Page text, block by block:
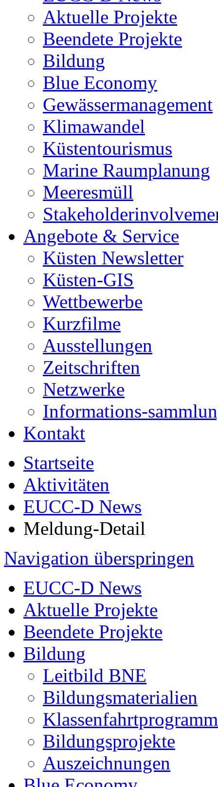
Aktuelle Projekte
Beendete Projekte
Bildung
Blue Economy
Gewässermanagement
Klimawandel
Küstentourismus
Marine Raumplanung
Meeresmüll
Angebote & Service
Küsten Newsletter
Küsten-GIS
Wettbewerbe
Kurzfilme
Ausstellungen
Zeitschriften
Netzwerke
Informations-
Kontakt
Startseite
Aktivitäten
EUCC-D News
Meldung-Detail
Navigation überspringen
EUCC-D News
Aktuelle Projekte
Beendete Projekte
Bildung
Leitbild BNE
Bildungsmaterialien
Klassenfahrtprogramm
Bildungsprojekte
Auszeichnungen